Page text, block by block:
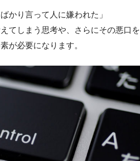
かり言って人に嫌われた」
てしまう思考や、さらにその悪口を
が必要になります。